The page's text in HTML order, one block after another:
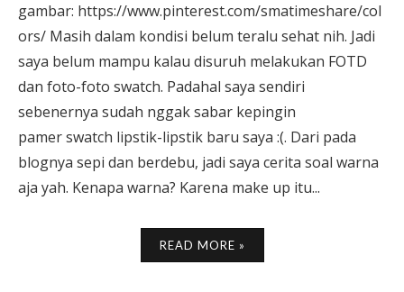
gambar: https://www.pinterest.com/smatimeshare/col
ors/ Masih dalam kondisi belum teralu sehat nih. Jadi
saya belum mampu kalau disuruh melakukan FOTD
dan foto-foto swatch. Padahal saya sendiri
sebenernya sudah nggak sabar kepingin
pamer swatch lipstik-lipstik baru saya :(. Dari pada
blognya sepi dan berdebu, jadi saya cerita soal warna
aja yah. Kenapa warna? Karena make up itu...
READ MORE »